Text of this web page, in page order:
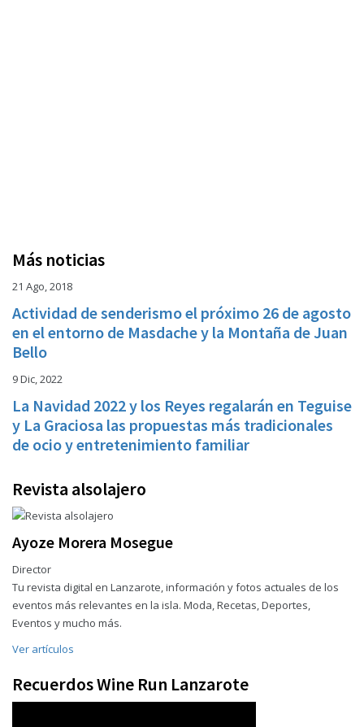
Más noticias
21 Ago, 2018
Actividad de senderismo el próximo 26 de agosto
en el entorno de Masdache y la Montaña de Juan
Bello
9 Dic, 2022
La Navidad 2022 y los Reyes regalarán en Teguise
y La Graciosa las propuestas más tradicionales
de ocio y entretenimiento familiar
Revista alsolajero
Ayoze Morera Mosegue
Director
Tu revista digital en Lanzarote, información y fotos actuales de los
eventos más relevantes en la isla. Moda, Recetas, Deportes,
Eventos y mucho más.
Ver artículos
Recuerdos Wine Run Lanzarote